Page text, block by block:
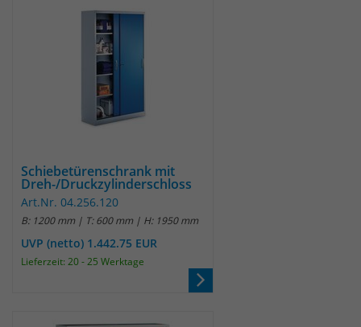
Schiebetürenschrank mit
Dreh-/Druckzylinderschloss
Art.Nr. 04.256.120
B: 1200 mm | T: 600 mm | H: 1950 mm
UVP (netto) 1.442.75 EUR
Lieferzeit: 20 - 25 Werktage
instralliert. Das Cookie wird verwendet,
um Besucher-, Sitzungs- und
Kampagnendaten zu berechnen und
die Nutzung der Website für den
Analysebericht der Website zu
eine randoly generierte Nummer zu,
um eindeutige Besucher zu
identifizieren. Die Daten werde lokal
auf unserem Server gespeichert und
sind damit externen Unternehmen